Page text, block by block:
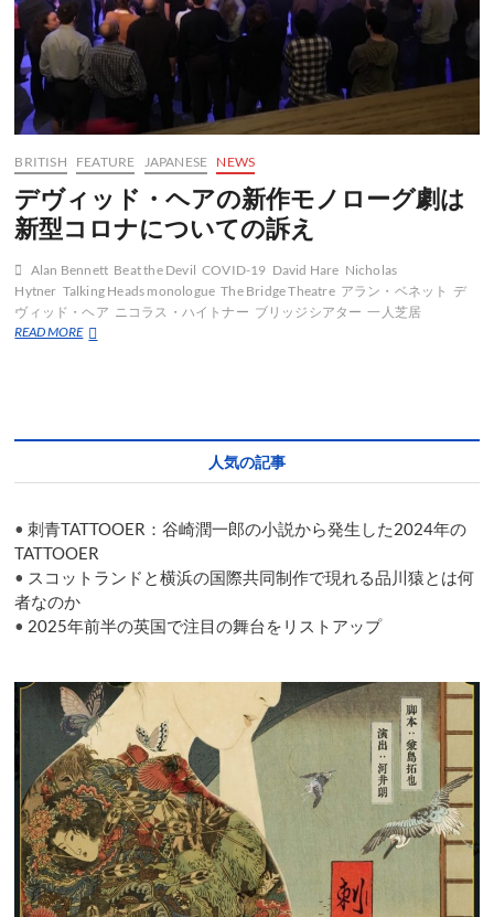
る
BRITISH FEATURE JAPANESE NEWS
デヴィッド・ヘアの新作モノローグ劇は
新型コロナについての訴え
Alan Bennett Beat the Devil COVID-19 David Hare Nicholas
Hytner Talking Heads monologue The Bridge Theatre アラン・ベネット デ
ヴィッド・ヘア ニコラス・ハイトナー ブリッジシアター 一人芝居
READ MOREデ
新
モ
ノ
ロ
ー
劇
型
コ
ロ
ナ
に
つ
い
て
の
訴
え
人気の記事
•刺青TATTOOER：谷崎潤一郎の小説から発生した2024年の
TATTOOER
• スコットランドと横浜の国際共同制作で現れる品川猿とは何
者なのか
• 2025年前半の英国で注目の舞台をリストアップ